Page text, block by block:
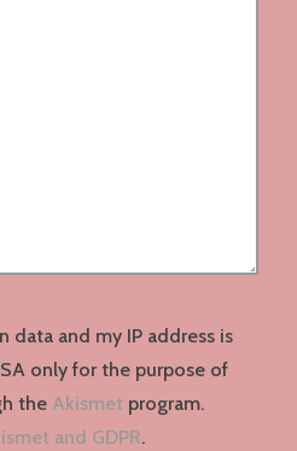
data and my IP address is
only for the purpose of
the Akismet program.
and GDPR.